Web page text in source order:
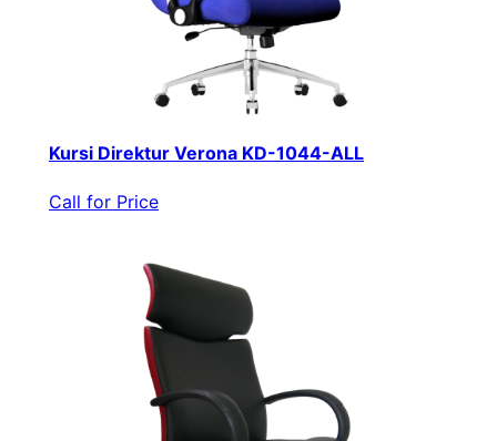
Kursi Direktur Verona KD-1044-ALL
Call for Price